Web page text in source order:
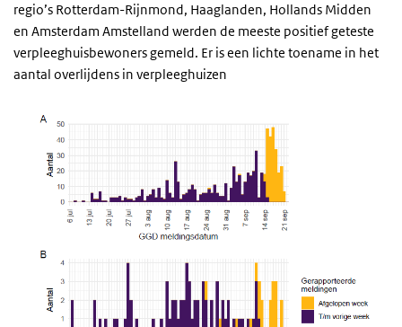
regio’s Rotterdam-Rijnmond, Haaglanden, Hollands Midden
en Amsterdam Amstelland werden de meeste positief geteste
verpleeghuisbewoners gemeld. Er is een lichte toename in het
aantal overlijdens in verpleeghuizen